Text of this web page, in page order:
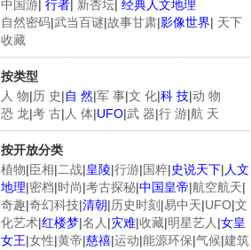
中国游| 行者| 新杏坛| 经典人文地理
自然密码|武当百谜|故事甘肃|影像世界| 天下
收藏
按类型
人 物|历 史|自 然|军 事|文 化|科 技|动 物
恐 龙|考 古| 人 体|UFO|武 器|行 游|航 天
按开放分类
植物|臣相|二战|皇陵|行游|国粹|史说天下| 人文
地理|密档|时尚|考古探秘|中国皇帝|航空航天|
奇趣|奇幻科技|清朝|历史时刻 |易中天|UFO|文
化艺术|红楼梦|名人 |灾难|收藏|明星艺人 |女皇
女王|女性|黄帝|慈禧|运动|能源环保|气候|建筑